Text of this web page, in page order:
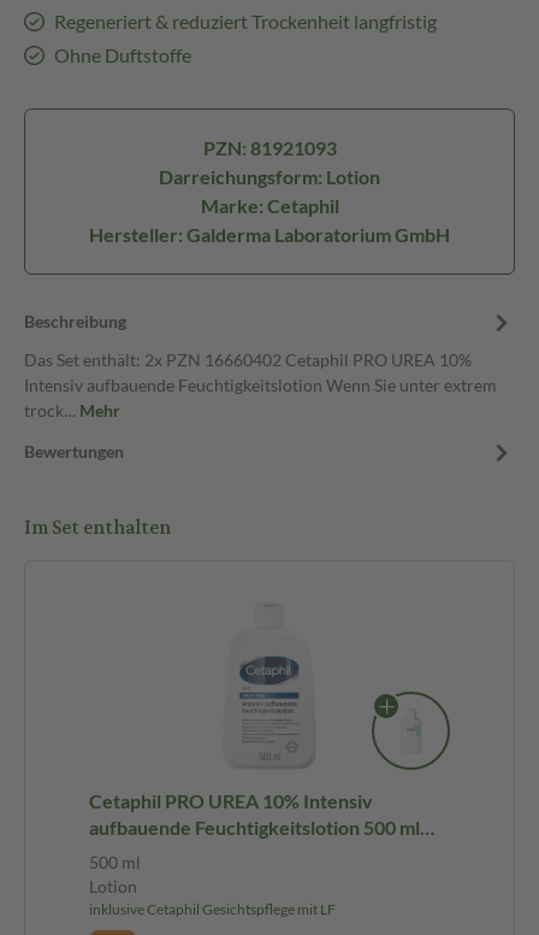
Regeneriert & reduziert Trockenheit langfristig
Ohne Duftstoffe
PZN: 81921093
Darreichungsform: Lotion
Marke: Cetaphil
Hersteller: Galderma Laboratorium GmbH
Beschreibung
Das Set enthält: 2x PZN 16660402 Cetaphil PRO UREA 10%
Intensiv aufbauende Feuchtigkeitslotion Wenn Sie unter extrem
trock… Mehr
Bewertungen
Im Set enthalten
Cetaphil PRO UREA 10% Intensiv
aufbauende Feuchtigkeitslotion 500 ml
Lotion
500 ml
Lotion
inklusive Cetaphil Gesichtspflege mit LF